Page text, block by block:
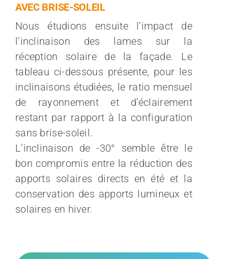
AVEC BRISE-SOLEIL
Nous étudions ensuite l’impact de
l’inclinaison des lames sur la
réception solaire de la façade. Le
tableau ci-dessous présente, pour les
inclinaisons étudiées, le ratio mensuel
de rayonnement et d’éclairement
restant par rapport à la configuration
sans brise-soleil.
L’inclinaison de -30° semble être le
bon compromis entre la réduction des
apports solaires directs en été et la
conservation des apports lumineux et
solaires en hiver.